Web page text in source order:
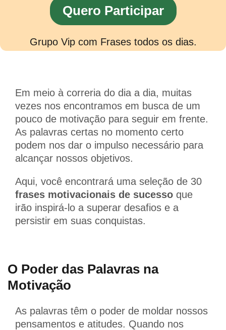
Quero Participar
Grupo Vip com Frases todos os dias.
Em meio à correria do dia a dia, muitas
vezes nos encontramos em busca de um
pouco de motivação para seguir em frente.
As palavras certas no momento certo
podem nos dar o impulso necessário para
alcançar nossos objetivos.
Aqui, você encontrará uma seleção de 30
frases motivacionais de sucesso que
irão inspirá-lo a superar desafios e a
persistir em suas conquistas.
O Poder das Palavras na
Motivação
As palavras têm o poder de moldar nossos
pensamentos e atitudes. Quando nos